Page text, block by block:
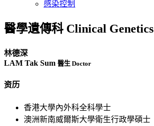
感染控制
醫學遺傳科 Clinical Genetics
林德深
LAM Tak Sum 醫生 Doctor
资历
香港大學內外科全科學士
澳洲新南威爾斯大學衛生行政學碩士